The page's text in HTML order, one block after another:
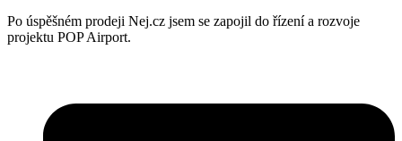
Po úspěšném prodeji Nej.cz jsem se zapojil do řízení a rozvoje
projektu POP Airport.